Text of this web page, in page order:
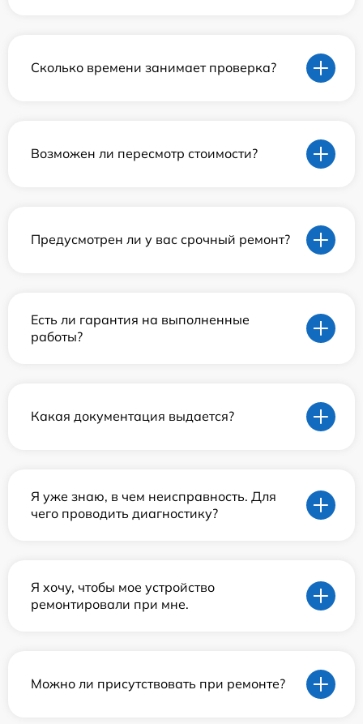
Сколько времени занимает проверка?
Возможен ли пересмотр стоимости?
Предусмотрен ли у вас срочный ремонт?
Есть ли гарантия на выполненные
работы?
Какая документация выдается?
Я уже знаю, в чем неисправность. Для
чего проводить диагностику?
Я хочу, чтобы мое устройство
ремонтировали при мне.
Можно ли присутствовать при ремонте?